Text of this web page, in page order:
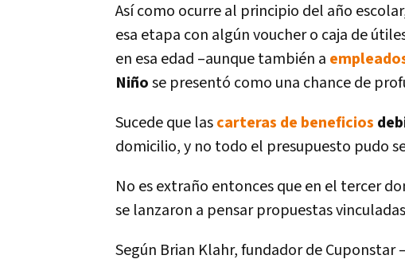
Así como ocurre al principio del año
esa etapa con algún voucher o caja de
en esa edad –aunque también a
Niñose presentó como una chance de
Sucede que lascarteras de beneficios
domicilio, y no todo el presupuesto pudo
No es extraño entonces que en el tercer
se lanzaron a pensar propuestas
Según Brian Klahr, fundador de Cuponstar